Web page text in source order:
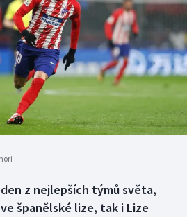
z nejlepších týmů světa,
španělské lize, tak i Lize